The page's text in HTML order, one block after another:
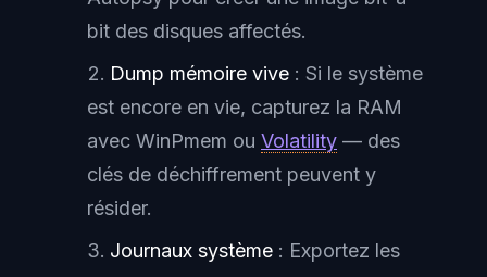
bit des disques affectés.
Dump mémoire vive : Si le système
est encore en vie, capturez la RAM
avec WinPmem ou Volatility — des
clés de déchiffrement peuvent y
résider.
Journaux système : Exportez les